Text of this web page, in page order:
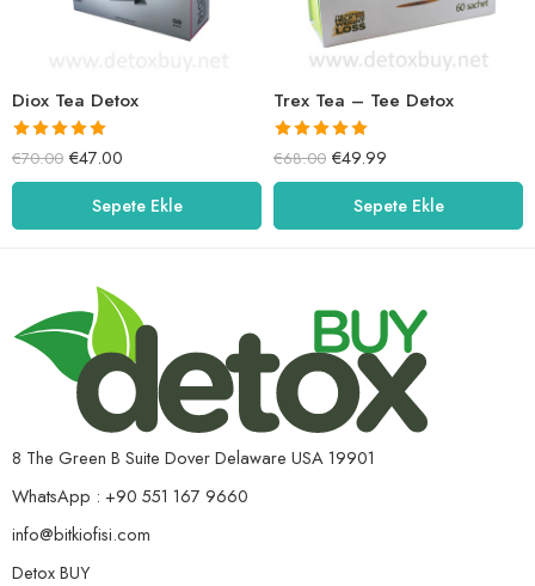
Diox Tea Detox
5 üzerinden
5.00oy aldı
€70.00 €47.00
Sepete Ekle
Trex Tea – Tee Detox
5 üzerinden
5.00oy aldı
€68.00 €49.99
Sepete Ekle
8 The Green B Suite Dover Delaware USA 19901
WhatsApp : +90 551 167 9660
info@bitkiofisi.com
Detox BUY